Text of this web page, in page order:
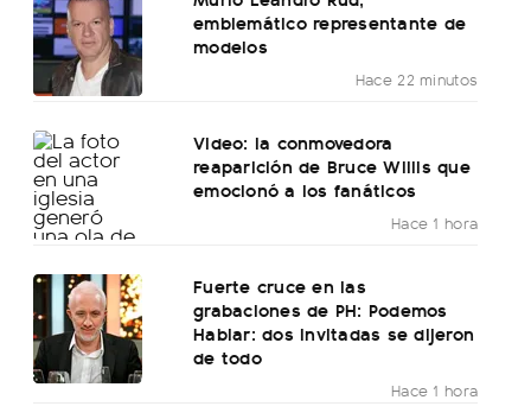
emblemático representante de
modelos
Hace 22 minutos
Video: la conmovedora
reaparición de Bruce Willis que
emocionó a los fanáticos
Hace 1 hora
Fuerte cruce en las
grabaciones de PH: Podemos
Hablar: dos invitadas se dijeron
de todo
Hace 1 hora